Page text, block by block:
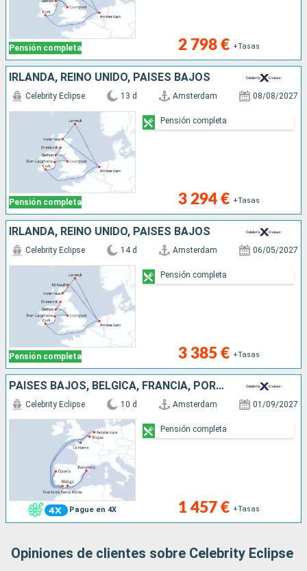
Pensión completa 2 798 € +Tasas
IRLANDA, REINO UNIDO, PAISES BAJOS
Pensión completa
Celebrity Eclipse 13 d Amsterdam 08/08/2027
3 294 € +Tasas
Pensión completa
IRLANDA, REINO UNIDO, PAISES BAJOS
Pensión completa
Celebrity Eclipse 14 d Amsterdam 06/05/2027
3 385 € +Tasas
Pensión completa
PAISES BAJOS, BÉLGICA, FRANCIA, PORTUGAL, ESPAÑA
Pague en 4X
Celebrity Eclipse 10 d Amsterdam 01/09/2027
1 457 € +Tasas
Pensión completa
Opiniones de clientes sobre Celebrity Eclipse